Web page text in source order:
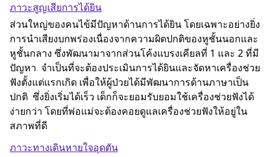
ภาวะสูญเสียการได้ยิน
ส่วนใหญ่ของคนไข้มีปัญหาด้านการได้ยิน โดยเฉพาะอย่างยิ่ง
การนำเสียงบกพร่องเนื่องจากความผิดปกติของหูชั้นนอกและ
หูชั้นกลาง ซึ่งพัฒนามาจากส่วนโค้งแบรงเคียลที่ 1 และ 2 ที่มี
ปัญหา จำเป็นที่จะต้องประเมินการได้ยินและจัดหาเครื่องช่วย
ฟังตั้งแต่แรกเกิด เพื่อให้ผู้ป่วยได้มีพัฒนาการด้านภาษาเป็น
ปกติ ซึ่งยิ่งเริ่มได้เร็ว เด็กก็จะยอมรับยอมใช้เครื่องช่วยฟังได้
ง่ายกว่า โดยที่พ่อแม่จะต้องคอยดูแลเครื่องช่วยฟังให้อยู่ใน
สภาพที่ดี
ภาวะทางเดินหายใจอุดตัน